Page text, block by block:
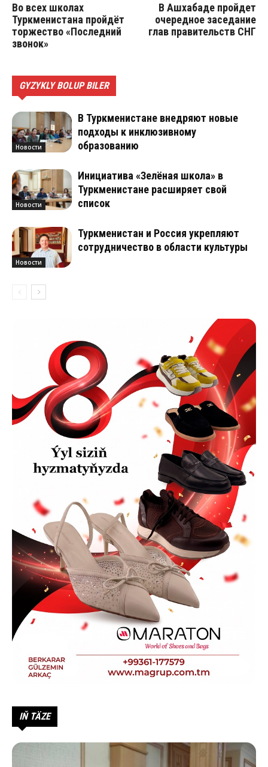
Во всех школах
Туркменистана пройдёт
торжество «Последний
звонок»
В Ашхабаде пройдет
очередное заседание
глав правительств СНГ
GYZYKLY BOLUP BILER
Новости
В Туркменистане внедряют новые
подходы к инклюзивному
образованию
Новости
Инициатива «Зелёная школа» в
Туркменистане расширяет свой
список
Новости
Туркменистан и Россия укрепляют
сотрудничество в области культуры
IŇ TÄZE